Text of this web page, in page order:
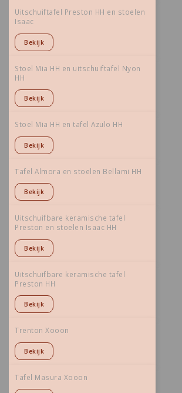
Uitschuiftafel Preston HH en stoelen
Isaac
Bekijk
Stoel Mia HH en uitschuiftafel Nyon
HH
Bekijk
Stoel Mia HH en tafel Azulo HH
Bekijk
Tafel Almora en stoelen Bellami HH
Bekijk
Uitschuifbare keramische tafel
Preston en stoelen Isaac HH
Bekijk
Uitschuifbare keramische tafel
Preston HH
Bekijk
Trenton Xooon
Bekijk
Tafel Masura Xooon